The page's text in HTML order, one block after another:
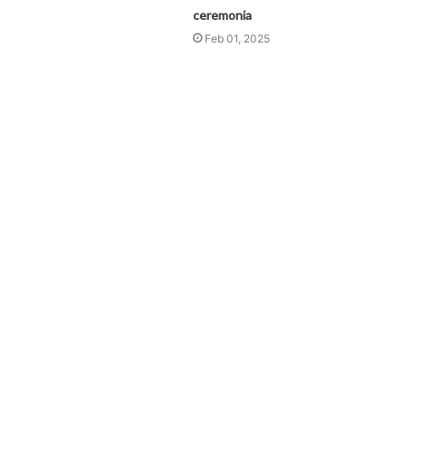
ceremonia
Feb 01, 2025